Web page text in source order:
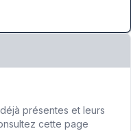
présentes et leurs
cette page